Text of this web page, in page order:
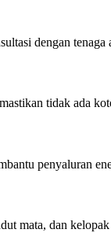
dengan
tidak ada
penyaluran
mata, dan